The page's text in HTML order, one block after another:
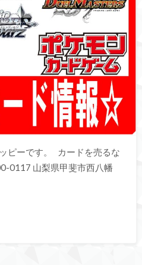
ピーです。 カードを売るな
0117 山梨県甲斐市西八幡